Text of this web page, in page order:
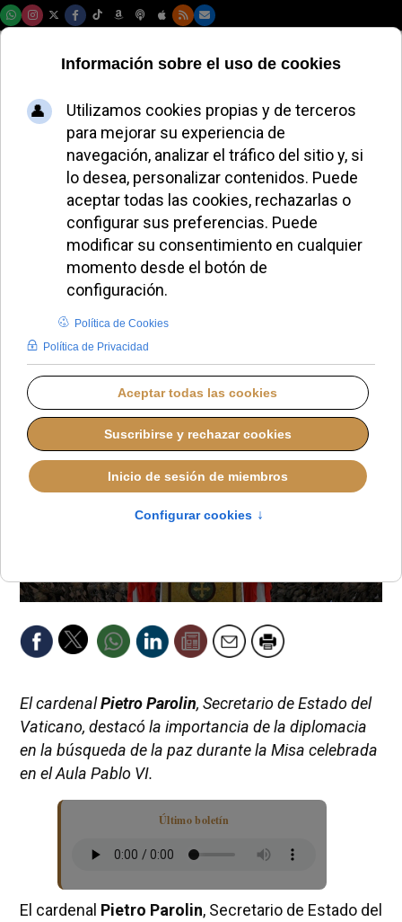
El cardenal Parolin
celebra la Misa por
el Jubileo de la
Diplomacia Italiana
ALMUDENA RODRIGO
DESDE EL VATICANO
LUNES, 15 DICIEMBRE 2025 18:01
El cardenalPietro Parolin, Secretario de Estado del
Vaticano, destacó la importancia de la diplomacia
en la búsqueda de la paz durante la Misa celebrada
en el Aula Pablo VI.
Último boletín
El cardenal Pietro Parolin, Secretario de Estado del